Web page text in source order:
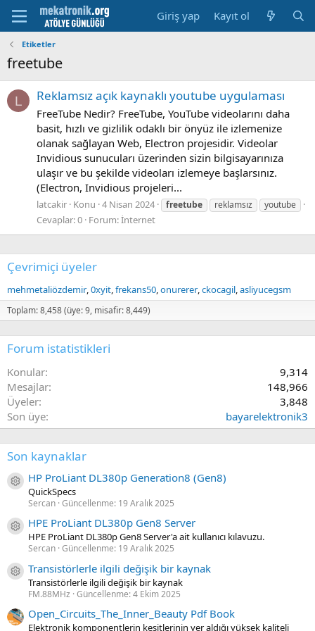
Giriş yap Kayıt ol
Etiketler
freetube
L Reklamsız açık kaynaklı youtube uygulaması
FreeTube Nedir? FreeTube, YouTube videolarını daha
basit, hızlı ve gizlilik odaklı bir önyüz ile izlemenize
olanak sağlayan Web, Electron projesidir. Videolar
Invidious sunucuları üzerinden sizin bilgisayarınıza
ulaşır ve bu şekilde videoları izlemeye başlarsınız.
(Electron, Invidious projeleri...
latcakir Konu 4 Nisan 2024 freetube reklamsız youtube
Cevaplar: 0 Forum:İnternet
Çevrimiçi üyeler
mehmetaliözdemir 0xyit frekans50 onurerer ckocagil asliyucegsm
Toplam: 8,458 (üye: 9, misafir: 8,449)
Forum istatistikleri
Konular
9,314
Mesajlar
148,966
Üyeler
3,848
Son üye
bayarelektronik3
Son kaynaklar
Kaynak ikon/amblem
HP ProLiant DL380p Generation8 (Gen8)
QuickSpecs
Sercan Güncellenme: 19 Aralık 2025
Kaynak ikon/amblem
HPE ProLiant DL380p Gen8 Server
HPE ProLiant DL380p Gen8 Server'a ait kullanıcı kılavuzu.
Sercan Güncellenme: 19 Aralık 2025
Kaynak ikon/amblem
Transistörlerle ilgili değişik bir kaynak
Transistörlerle ilgili değişik bir kaynak
FM.88MHz Güncellenme:4 Ekim 2025
Open_Circuits_The_Inner_Beauty Pdf Book
Elektronik komponentlerin kesitlerinin yer aldığı yüksek kaliteli